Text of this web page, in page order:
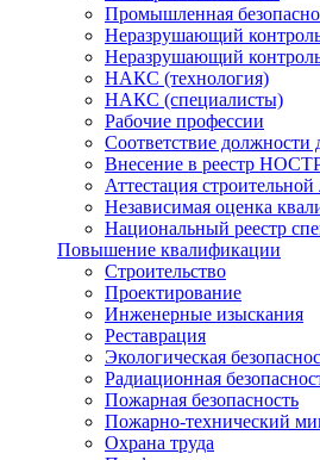
Промышленная
Неразрушающий
Неразрушающий
НАКС (технология)
НАКС (специалисты)
Рабочие профессии
Соответствие
Внесение в реестр
Аттестация
Независимая оценка
Национальный реестр
Повышение квалификации
Строительство
Проектирование
Инженерные изыскания
Реставрация
Экологическая
Радиационная
Пожарная безопасность
Пожарно-технический
Охрана труда